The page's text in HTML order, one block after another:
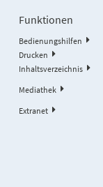
Funktionen
Bedienungshilfen
Drucken
Inhaltsverzeichnis
Mediathek
Extranet